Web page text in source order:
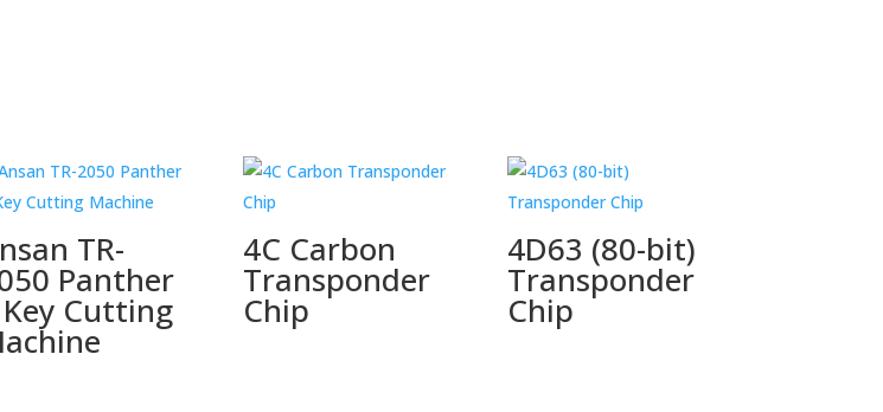
TR-
Panther
Key Cutting
4C Carbon
Transponder
Chip
4D63 (80-bit)
Transponder
Chip